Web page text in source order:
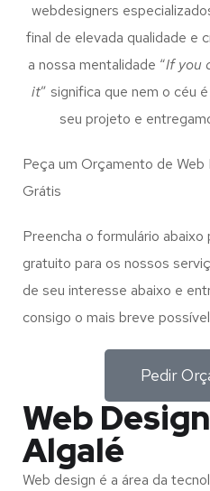
webdesigners
final de elevada qualidade e
a nossa mentalidade “If you
it” significa que nem o céu
seu projeto e
Peça um Orçamento de
Grátis
Preencha o formulário
gratuito para os nossos
de seu interesse abaixo e
consigo o mais breve
Pedir
Web
Algalé
Web design é a área da